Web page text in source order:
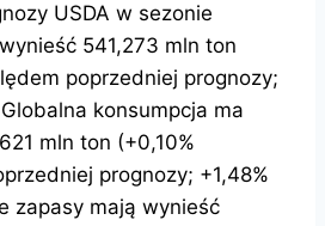
USDA w sezonie
541,273 mln ton
poprzedniej prognozy;
konsumpcja ma
mln ton (+0,10%
prognozy; +1,48%
zapasy mają wynieść